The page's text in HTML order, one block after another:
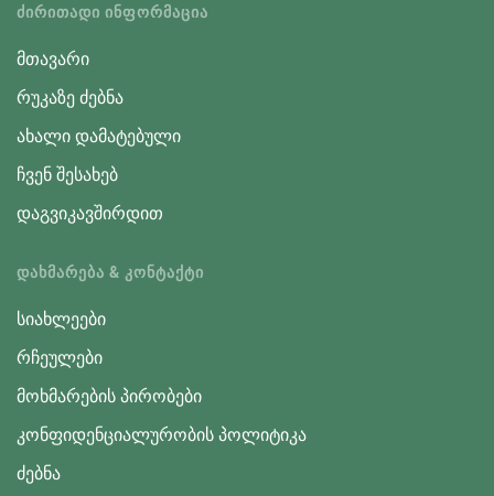
ᲫᲘᲠᲘᲗᲐᲓᲘ ᲘᲜᲤᲝᲠᲛᲐᲪᲘᲐ
მთავარი
რუკაზე ძებნა
ახალი დამატებული
ჩვენ შესახებ
დაგვიკავშირდით
ᲓᲐᲮᲛᲐᲠᲔᲑᲐ & ᲙᲝᲜᲢᲐᲥᲢᲘ
სიახლეები
რჩეულები
მოხმარების პირობები
კონფიდენციალურობის პოლიტიკა
ძებნა